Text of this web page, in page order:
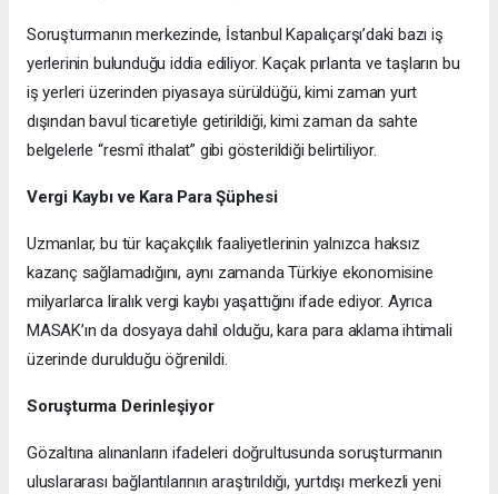
Soruşturmanın merkezinde, İstanbul Kapalıçarşı’daki bazı iş
yerlerinin bulunduğu iddia ediliyor. Kaçak pırlanta ve taşların bu
iş yerleri üzerinden piyasaya sürüldüğü, kimi zaman yurt
dışından bavul ticaretiyle getirildiği, kimi zaman da sahte
belgelerle “resmî ithalat” gibi gösterildiği belirtiliyor.
Vergi Kaybı ve Kara Para Şüphesi
Uzmanlar, bu tür kaçakçılık faaliyetlerinin yalnızca haksız
kazanç sağlamadığını, aynı zamanda Türkiye ekonomisine
milyarlarca liralık vergi kaybı yaşattığını ifade ediyor. Ayrıca
MASAK’ın da dosyaya dahil olduğu, kara para aklama ihtimali
üzerinde durulduğu öğrenildi.
Soruşturma Derinleşiyor
Gözaltına alınanların ifadeleri doğrultusunda soruşturmanın
uluslararası bağlantılarının araştırıldığı, yurtdışı merkezli yeni